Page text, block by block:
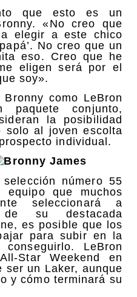
que esto es un
«No creo que
a elegir a este chico
No creo que un
eso. Creo que he
eligen será por el
soy».
como LeBron
conjunto,
la posibilidad
solo al joven escolta
individual.
número 55
que muchos
seleccionará a
de su destacada
es posible que los
para subir en la
LeBron
Star Weekend en
ser un Laker, aunque
y cómo terminará su